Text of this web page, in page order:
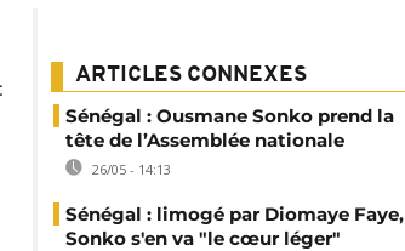
ARTICLES CONNEXES
Sénégal : Ousmane Sonko prend la
tête de l’Assemblée nationale
26/05 - 14:13
Sénégal : limogé par Diomaye Faye,
Sonko s'en va "le cœur léger"